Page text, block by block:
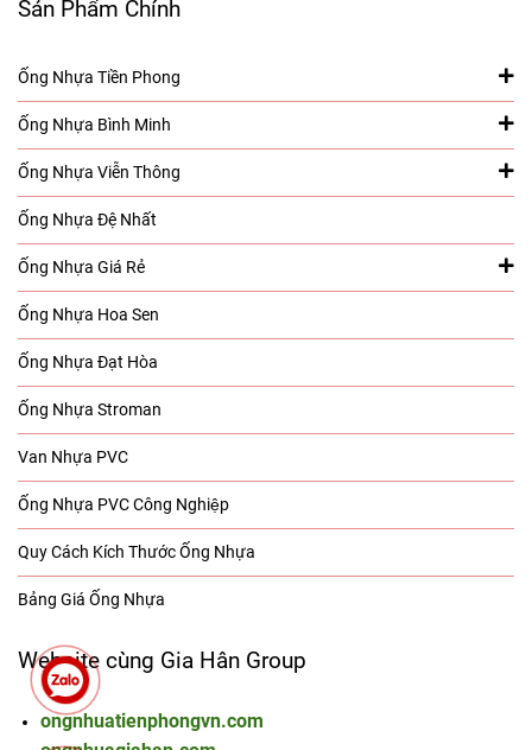
Sản Phẩm Chính
Ống Nhựa Tiền Phong
Ống Nhựa Bình Minh
Ống Nhựa Viễn Thông
Ống Nhựa Đệ Nhất
Ống Nhựa Giá Rẻ
Ống Nhựa Hoa Sen
Ống Nhựa Đạt Hòa
Ống Nhựa Stroman
Van Nhựa PVC
Ống Nhựa PVC Công Nghiệp
Quy Cách Kích Thước Ống Nhựa
Bảng Giá Ống Nhựa
Website cùng Gia Hân Group
ongnhuatienphongvn.com